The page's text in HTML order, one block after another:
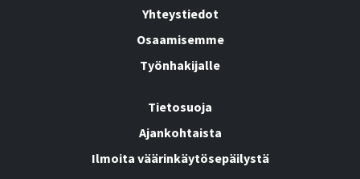
Yhteystiedot
Osaamisemme
Työnhakijalle
Tietosuoja
Ajankohtaista
Ilmoita väärinkäytösepäilystä